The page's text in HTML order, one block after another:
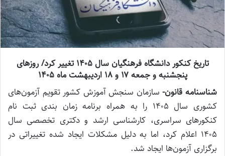
تاریخ کنکور دانشگاه فرهنگیان سال ۱۴۰۵ تغییر کرد/ روز‌های
پنجشنبه و جمعه ۱۷ و ۱۸ اردیبهشت ماه ۱۴۰۵
شناسنامه قانون-سازمان سنجش آموزش کشور تقویم آزمون‌های
کشوری سال ۱۴۰۵ را به همراه برنامه زمان بندی ثبت نام
کنکور‌های سراسری، کارشناسی ارشد و دکتری تخصصی سال
۱۴۰۵ اعلام کرد، اما به دلیل مشکلات ایجاد شده تغییراتی در
برگزاری آزمون‌ها ایجاد شد.